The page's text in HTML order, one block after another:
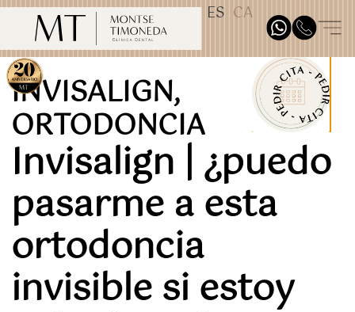
TEST31887 ES CA
INVISALIGN,
ORTODONCIA
Invisalign | ¿puedo
pasarme a esta
ortodoncia
invisible si estoy